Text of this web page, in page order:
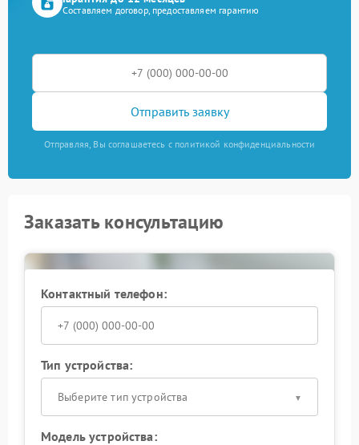
Составляем договор, предоставляем гарантию
Отправить заявку
Отправляя, Вы соглашаетесь с политикой конфиденциальности
Заказать консультацию
Контактный телефон:
Тип устройства:
Выберите тип устройства
Модель устройства: